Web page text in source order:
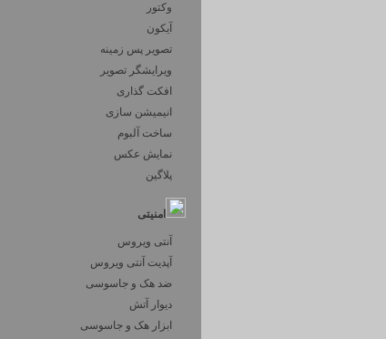
وکتور
آیکون
تصویر پس زمینه
ویرایشگر تصویر
افکت گذاری
انیمیشن سازی
ساخت آلبوم
نمایش عکس
پلاگین
امنیتی
آنتی ویروس
آپدیت آنتی ویروس
ضد هک و جاسوسی
دیوار آتش
ابزار هک و جاسوسی